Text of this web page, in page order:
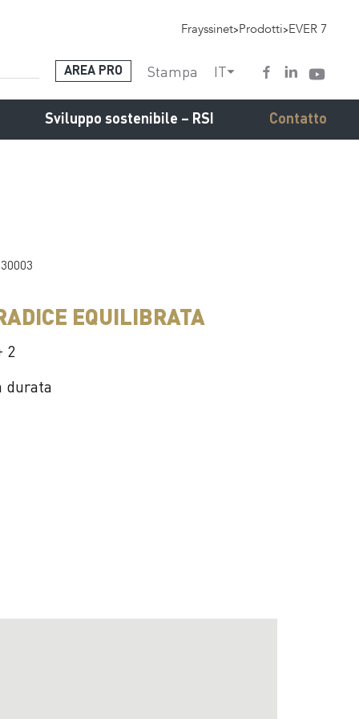
Frayssinet>Prodotti>EVER 7
AREA PRO Stampa IT
Sviluppo sostenibile – RSI Contatto
EQUILIBRATA
2
durata